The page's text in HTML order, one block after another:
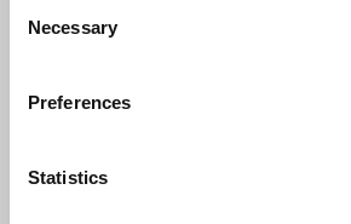
Selection
Necessary
Preferences
Statistics
наистина труден. Изключително съм
начина, по който се представи